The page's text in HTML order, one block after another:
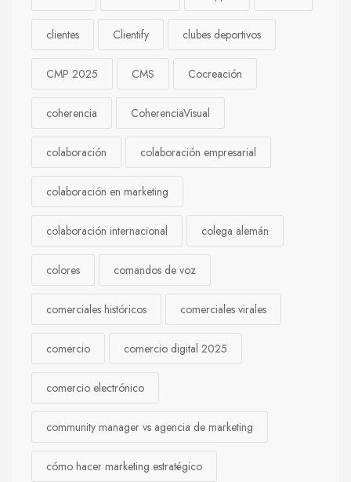
clientes Clientify clubes deportivos
CMP 2025 CMS Cocreación
coherencia CoherenciaVisual
colaboración colaboración empresarial
colaboración en marketing
colaboración internacional colega alemán
colores comandos de voz
comerciales históricos comerciales virales
comercio comercio digital 2025
comercio electrónico
community manager vs agencia de marketing
cómo hacer marketing estratégico